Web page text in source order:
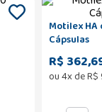
Motilex HA
Cápsulas
R$
ou4x deR$